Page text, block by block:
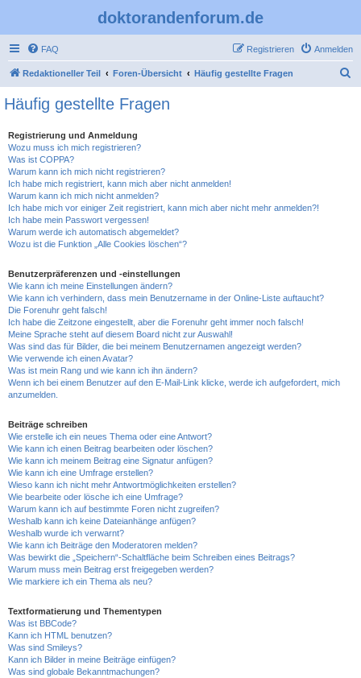
doktorandenforum.de
FAQ Anmelden
Registrieren
Redaktioneller Teil Foren-Übersicht Häufig gestellte Fragen
Häufig gestellte Fragen
Registrierung und Anmeldung
Wozu muss ich mich registrieren?
Was ist COPPA?
Warum kann ich mich nicht registrieren?
Ich habe mich registriert, kann mich aber nicht anmelden!
Warum kann ich mich nicht anmelden?
Ich habe mich vor einiger Zeit registriert, kann mich aber nicht mehr anmelden?!
Ich habe mein Passwort vergessen!
Warum werde ich automatisch abgemeldet?
Wozu ist die Funktion „Alle Cookies löschen“?
Benutzerpräferenzen und -einstellungen
Wie kann ich meine Einstellungen ändern?
Wie kann ich verhindern, dass mein Benutzername in der Online-Liste auftaucht?
Die Forenuhr geht falsch!
Ich habe die Zeitzone eingestellt, aber die Forenuhr geht immer noch falsch!
Meine Sprache steht auf diesem Board nicht zur Auswahl!
Was sind das für Bilder, die bei meinem Benutzernamen angezeigt werden?
Wie verwende ich einen Avatar?
Was ist mein Rang und wie kann ich ihn ändern?
Wenn ich bei einem Benutzer auf den E-Mail-Link klicke, werde ich aufgefordert, mich
anzumelden.
Beiträge schreiben
Wie erstelle ich ein neues Thema oder eine Antwort?
Wie kann ich einen Beitrag bearbeiten oder löschen?
Wie kann ich meinem Beitrag eine Signatur anfügen?
Wie kann ich eine Umfrage erstellen?
Wieso kann ich nicht mehr Antwortmöglichkeiten erstellen?
Wie bearbeite oder lösche ich eine Umfrage?
Warum kann ich auf bestimmte Foren nicht zugreifen?
Weshalb kann ich keine Dateianhänge anfügen?
Weshalb wurde ich verwarnt?
Wie kann ich Beiträge den Moderatoren melden?
Was bewirkt die „Speichern“-Schaltfläche beim Schreiben eines Beitrags?
Warum muss mein Beitrag erst freigegeben werden?
Wie markiere ich ein Thema als neu?
Textformatierung und Thementypen
Was ist BBCode?
Kann ich HTML benutzen?
Was sind Smileys?
Kann ich Bilder in meine Beiträge einfügen?
Was sind globale Bekanntmachungen?